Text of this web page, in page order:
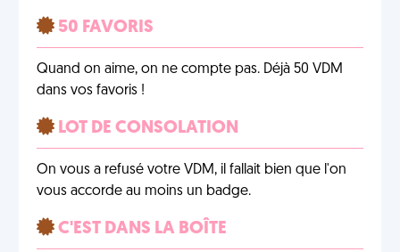
50 FAVORIS
Quand on aime, on ne compte pas. Déjà 50 VDM
dans vos favoris !
LOT DE CONSOLATION
On vous a refusé votre VDM, il fallait bien que l'on
vous accorde au moins un badge.
C'EST DANS LA BOÎTE